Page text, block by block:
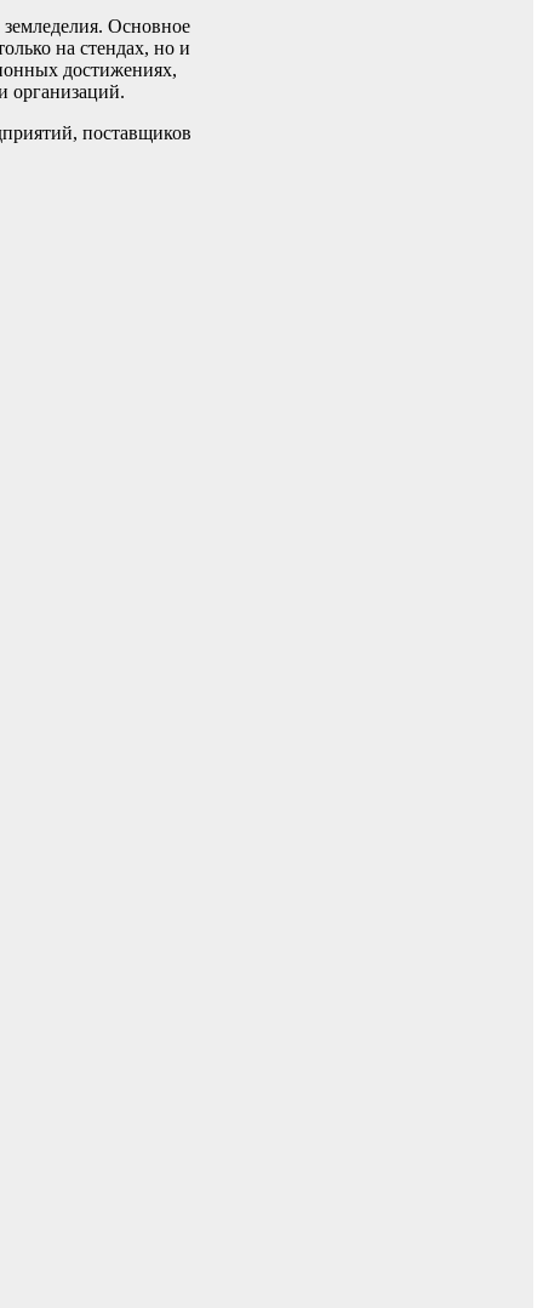
Основное
на стендах, но и
достижениях,
организаций.
поставщиков